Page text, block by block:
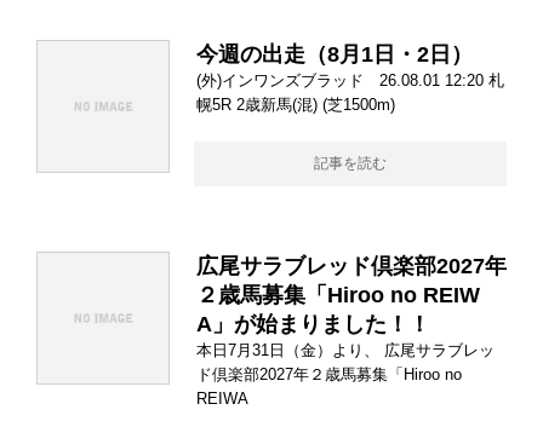
今週の出走（8月1日・2日）
(外)インワンズブラッド 26.08.01 12:20 札
幌5R 2歳新馬(混) (芝1500m)
記事を読む
広尾サラブレッド倶楽部2027年
２歳馬募集「Hiroo no REIW
A」が始まりました！！
本日7月31日（金）より、 広尾サラブレッ
ド倶楽部2027年２歳馬募集「Hiroo no
REIWA